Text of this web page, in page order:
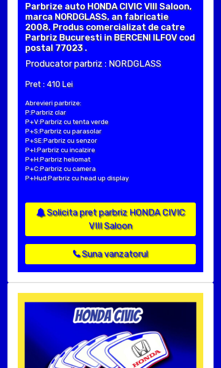
Parbrize auto HONDA CIVIC VIII Saloon,
marca NORDGLASS, an fabricatie
2008. Produs comercializat de catre
Parbriz Bucuresti in BERCENI ILFOV cod
postal 77023 .
Producator parbriz : NORDGLASS
Pret : 410 Lei
Abrevieri parbrize:
P:Parbriz clar
P+V:Parbriz cu tenta verde
P+S:Parbriz cu parasolar
P+SE:Parbriz cu senzor
P+I:Parbriz cu incalzire
P+H:Parbriz heliomat
P+C:Parbriz cu camera
P+Hud:Parbriz cu head up display
Solicita pret parbriz HONDA CIVIC
VIII Saloon
Suna vanzatorul